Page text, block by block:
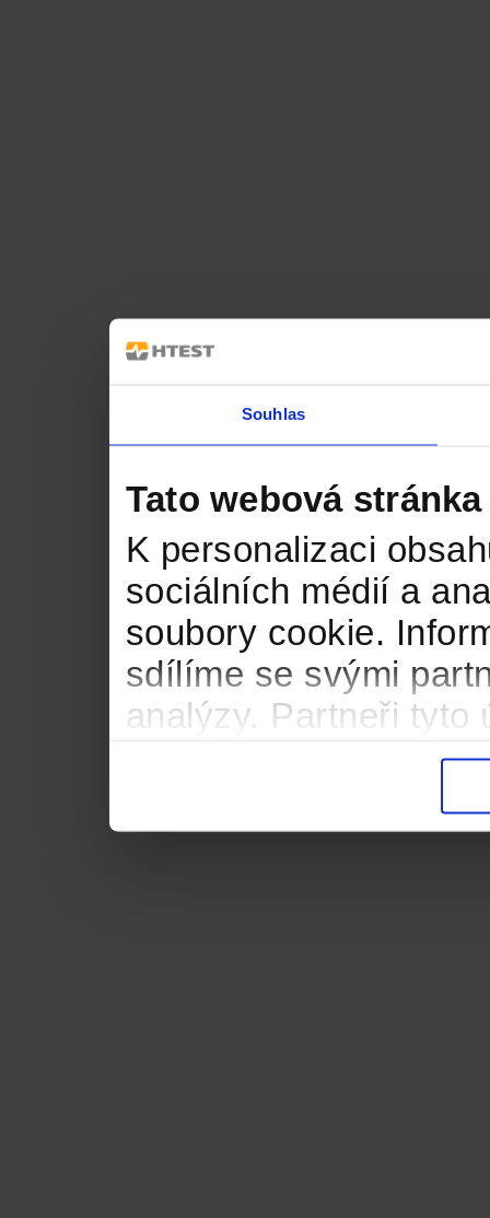
Souhlas
Tato webová
K personalizaci
sociálních médií a
soubory cookie.
sdílíme se svými
analýzy. Partneři tyto
informacemi, které